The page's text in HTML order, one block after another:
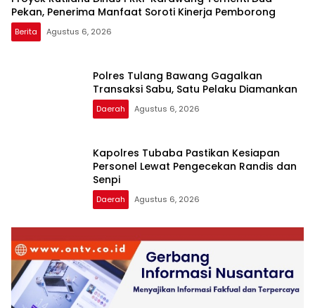
Pekan, Penerima Manfaat Soroti Kinerja Pemborong
Berita Agustus 6, 2026
Polres Tulang Bawang Gagalkan
Transaksi Sabu, Satu Pelaku Diamankan
Daerah Agustus 6, 2026
Kapolres Tubaba Pastikan Kesiapan
Personel Lewat Pengecekan Randis dan
Senpi
Daerah Agustus 6, 2026